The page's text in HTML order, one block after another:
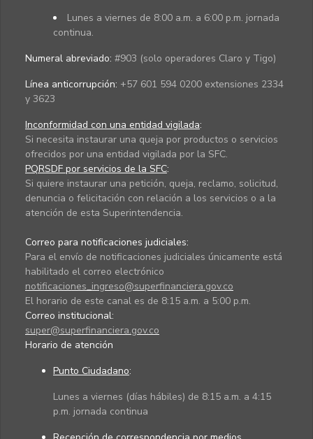
Lunes a viernes de 8:00 a.m. a 6:00 p.m. jornada
continua.
Numeral abreviado: #903 (solo operadores Claro y Tigo)
Línea anticorrupción: +57 601 594 0200 extensiones 2334
y 3623
Inconformidad con una entidad vigilada:
Si necesita instaurar una queja por productos o servicios
ofrecidos por una entidad vigilada por la SFC.
PQRSDF por servicios de la SFC:
Si quiere instaurar una petición, queja, reclamo, solicitud,
denuncia o felicitación con relación a los servicios o a la
atención de esta Superintendencia.
Correo para notificaciones judiciales:
Para el envío de notificaciones judiciales únicamente está
habilitado el correo electrónico
notificaciones_ingreso@superfinanciera.gov.co
El horario de este canal es de 8:15 a.m. a 5:00 p.m.
Correo institucional:
super@superfinanciera.gov.co
Horario de atención
Punto Ciudadano:
Lunes a viernes (días hábiles) de 8:15 a.m. a 4:15
p.m. jornada continua